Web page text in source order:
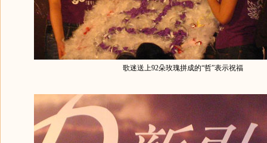
歌迷送上92朵玫瑰拼成的“哲”表示祝福